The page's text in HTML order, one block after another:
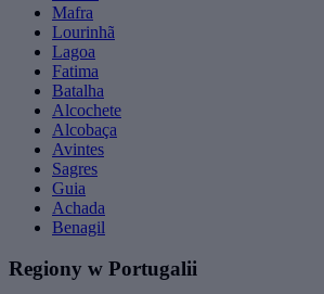
Mafra
Lourinhã
Lagoa
Fatima
Batalha
Alcochete
Alcobaça
Avintes
Sagres
Guia
Achada
Benagil
Regiony w Portugalii